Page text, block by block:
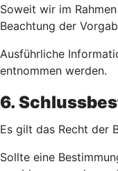
Soweit wir im
Beachtung der
Ausführliche
entnommen werden.
6.
Es gilt das Recht der
Sollte eine